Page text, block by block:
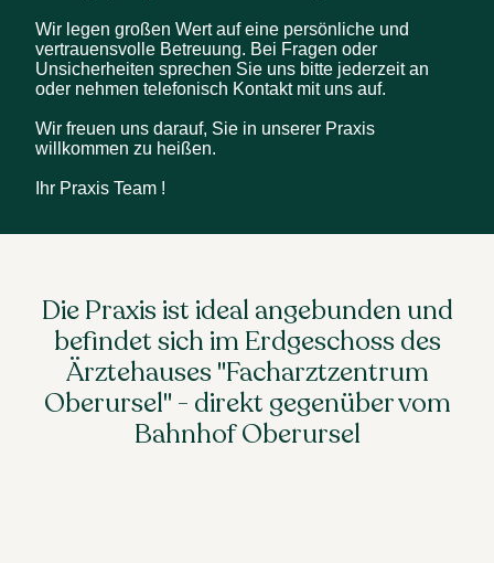
Wir legen großen Wert auf eine persönliche und
vertrauensvolle Betreuung. Bei Fragen oder
Unsicherheiten sprechen Sie uns bitte jederzeit an
oder nehmen telefonisch Kontakt mit uns auf.
Wir freuen uns darauf, Sie in unserer Praxis
willkommen zu heißen.
Ihr Praxis Team !
Die Praxis ist ideal angebunden und
befindet sich im Erdgeschoss des
Ärztehauses "Facharztzentrum
Oberursel" - direkt gegenüber vom
Bahnhof Oberursel